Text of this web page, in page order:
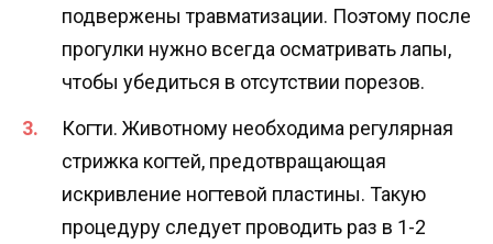
подвержены травматизации. Поэтому после
прогулки нужно всегда осматривать лапы,
чтобы убедиться в отсутствии порезов.
Когти. Животному необходима регулярная
стрижка когтей, предотвращающая
искривление ногтевой пластины. Такую
процедуру следует проводить раз в 1-2